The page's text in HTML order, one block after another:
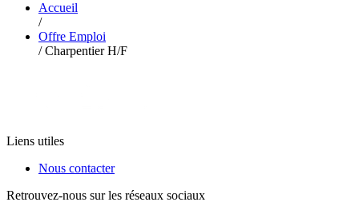
Accueil
/
Offre Emploi
/ Charpentier H/F
Liens utiles
Nous contacter
Retrouvez-nous sur les réseaux sociaux